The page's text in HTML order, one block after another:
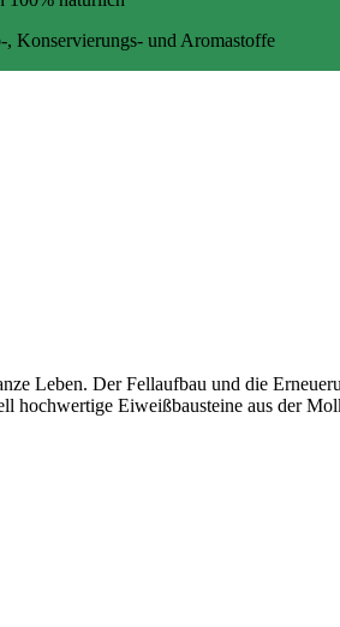
, Konservierungs- und Aromastoffe
Leben. Der Fellaufbau und die
hochwertige Eiweißbausteine aus der